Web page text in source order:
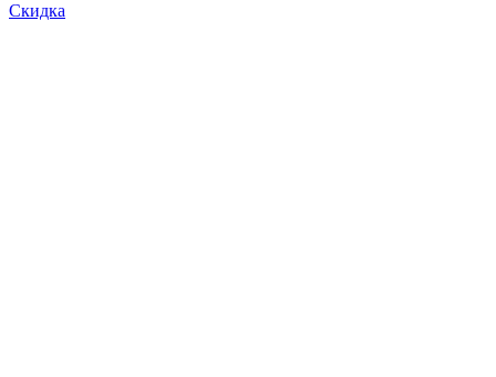
Скидка